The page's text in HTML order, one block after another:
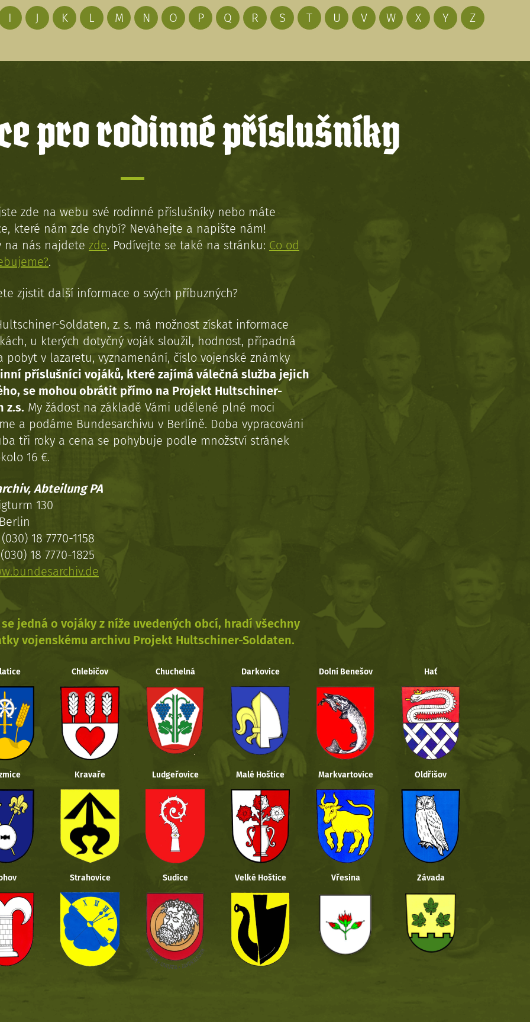
I J K L M N O P Q R S T U V W X Y Z
pro rodinné příslušníky
zde na webu své rodinné příslušníky nebo máte
které nám zde chybí? Neváhejte a napište nám!
na nás najdete zde. Podívejte se také na stránku: Co od
.
zjistit další informace o svých příbuzných?
Soldaten, z. s. má možnost získat informace
u kterých dotyčný voják sloužil, hodnost, případná
pobyt v lazaretu, vyznamenání, číslo vojenské známky
příslušníci vojáků, které zajímá válečná služba jejich
se mohou obrátit přímo na Projekt Hultschiner-
z.s. My žádost na základě Vámi udělené plné moci
a podáme Bundesarchivu v Berlíně. Doba vypracováni
tři roky a cena se pohybuje podle množství stránek
16 €.
Abteilung PA
130
18 7770-1158
18 7770-1825
se jedná o vojáky z níže uvedených obcí, hradí všechny
vojenskému archivu Projekt Hultschiner-Soldaten.
Chlebičov Chuchelná Darkovice Dolní Benešov Hať
Kravaře Ludgeřovice Malé Hoštice Markvartovice Oldřišov
Strahovice Sudice Velké Hoštice Vřesina Závada